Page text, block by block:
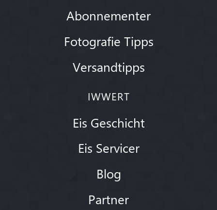
Abonnementer
Fotografie Tipps
Versandtipps
IWWERT
Eis Geschicht
Eis Servicer
Blog
Partner